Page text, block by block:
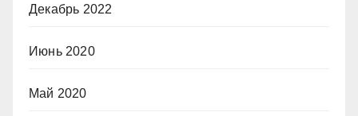
Декабрь 2022
Июнь 2020
Май 2020